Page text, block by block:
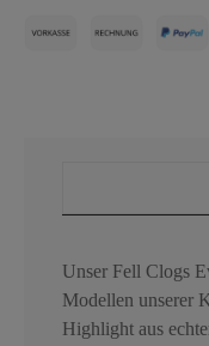
Unser Fell Clogs
Modellen unserer
Highlight aus